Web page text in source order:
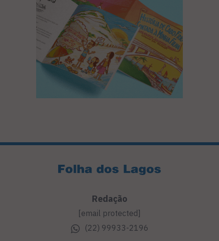
Redação
[email protected]
(22) 99933-2196